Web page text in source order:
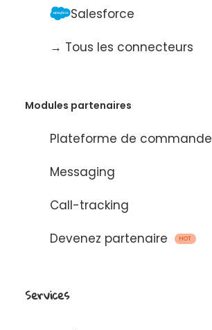
Salesforce
→ Tous les connecteurs
Modules partenaires
Plateforme de commande
Messaging
Call-tracking
Devenez partenaire
HOT
Services